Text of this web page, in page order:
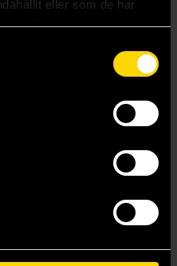
eller som de har
tjänster.